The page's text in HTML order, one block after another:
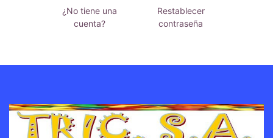
¿No tiene una
cuenta?
Restablecer
contraseña